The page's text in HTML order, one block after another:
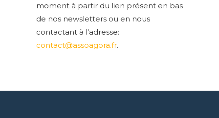
moment à partir du lien présent en bas
de nos newsletters ou en nous
contactant à l'adresse:
contact@assoagora.fr.